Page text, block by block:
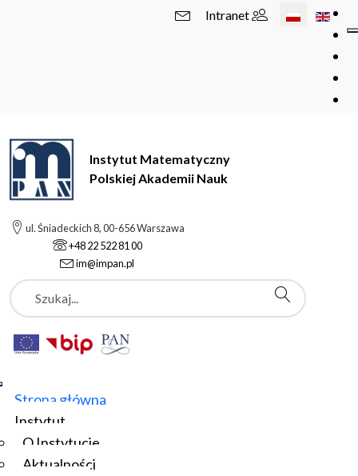
Wybierz swój
Intranet
Instytut Matematyczny
Polskiej Akademii Nauk
ul. Śniadeckich 8, 00-656 Warszawa
+48 22 522 81 00
im@impan.pl
Szukaj
Strona główna
Instytut
O Instytucie
Aktualności